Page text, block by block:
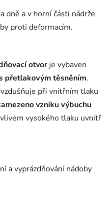
dně a v horní části nádrže
proti deformacím.
otvor je vybaven
přetlakovým těsněním.
při vnitřním tlaku
vzniku výbuchu
vysokého tlaku uvnitř
a vyprázdňování nádoby